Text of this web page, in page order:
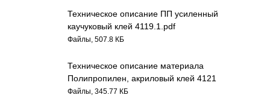
Техническое описание ПП усиленный
каучуковый клей 4119.1.pdf
Файлы, 507.8 КБ
Техническое описание материала
Полипропилен, акриловый клей 4121
Файлы, 345.77 КБ